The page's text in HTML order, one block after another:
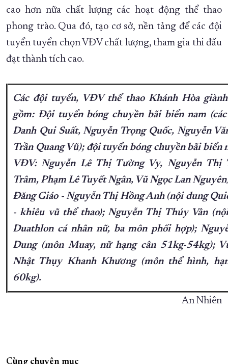
cao hơn nữa chất lượng các hoạt động thể thao
phong trào. Qua đó, tạo cơ sở, nền tảng để các đội
tuyển tuyển chọn VĐV chất lượng, tham gia thi đấu
đạt thành tích cao.
Các đội tuyển, VĐV thể thao Khánh Hòa
gồm: Đội tuyển bóng chuyền bãi biển nam
Danh Qui Suất, Nguyễn Trọng Quốc, Nguyễn
Trần Quang Vũ); đội tuyển bóng chuyền bãi biển
VĐV: Nguyễn Lê Thị Tường Vy, Nguyễn Thị
Trâm, Phạm Lê Tuyết Ngân, Vũ Ngọc Lan
Đăng Giáo - Nguyễn Thị Hồng Anh (nội dung
- khiêu vũ thể thao); Nguyễn Thị Thúy Vân
Duathlon cá nhân nữ, ba môn phối hợp);
Dung (môn Muay, nữ hạng cân 51kg-54kg);
Nhật Thụy Khanh Khương (môn thể hình,
60kg).
An Nhiên
Cùng chuyên mục